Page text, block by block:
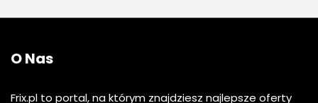
O Nas
Frix.pl to portal, na którym znajdziesz najlepsze oferty